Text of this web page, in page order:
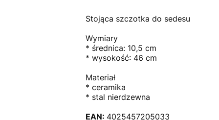
Stojąca szczotka do sedesu
Wymiary
* średnica: 10,5 cm
* wysokość: 46 cm
Materiał
* ceramika
* stal nierdzewna
EAN: 4025457205033